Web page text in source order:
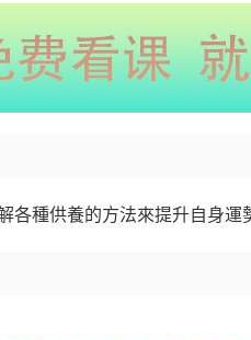
種供養的方法來提升自身運